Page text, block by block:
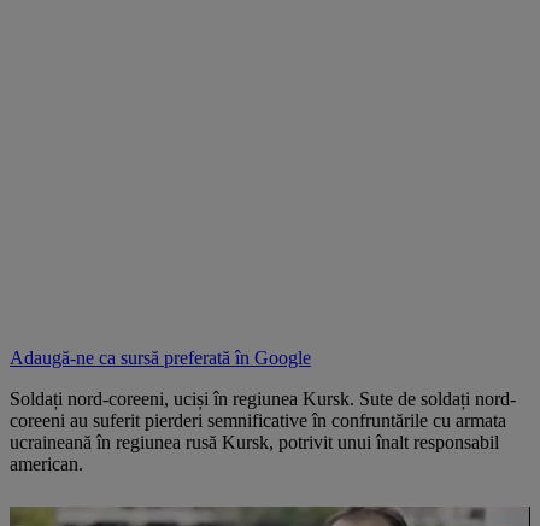
Adaugă-ne ca sursă preferată în Google
Soldați nord-coreeni, uciși în regiunea Kursk. Sute de soldați nord-
coreeni au suferit pierderi semnificative în confruntările cu armata
ucraineană în regiunea rusă Kursk, potrivit unui înalt responsabil
american.